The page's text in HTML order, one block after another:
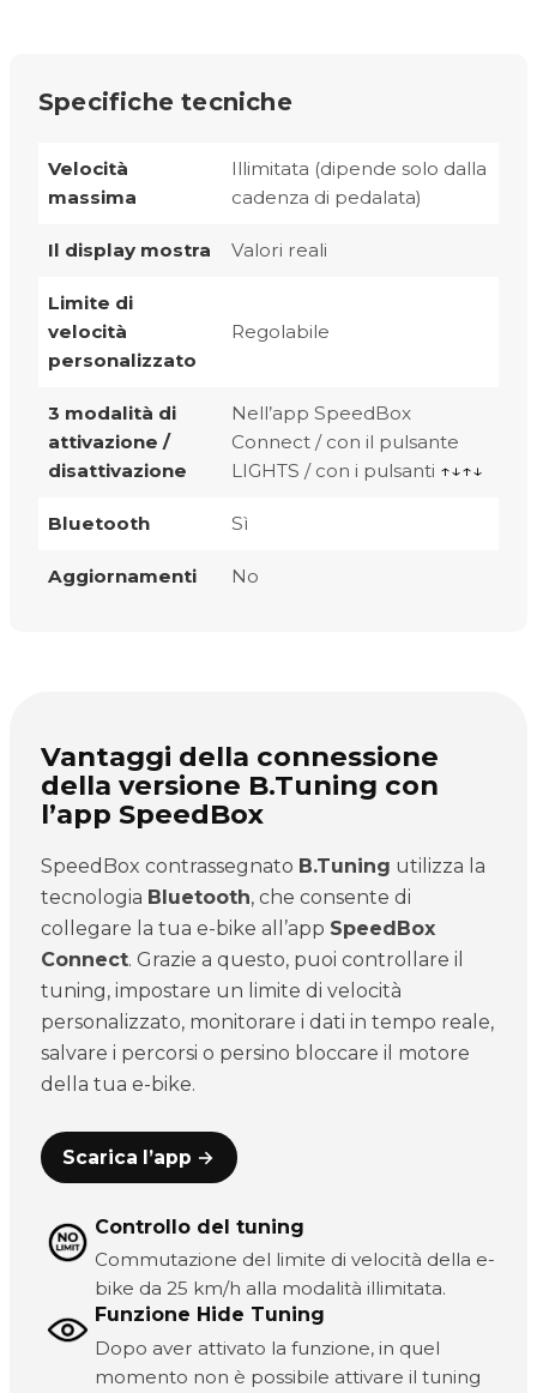
Specifiche tecniche
Velocità
massima
Illimitata (dipende solo dalla
cadenza di pedalata)
Il display mostra Valori reali
Limite di
velocità
personalizzato
Regolabile
3 modalità di
attivazione /
disattivazione
Nell’app SpeedBox
Connect / con il pulsante
LIGHTS / con i pulsanti ↑↓↑↓
Bluetooth Sì
Aggiornamenti No
Vantaggi della connessione
della versione B.Tuning con
l’app SpeedBox
SpeedBox contrassegnato B.Tuning utilizza la
tecnologia Bluetooth, che consente di
collegare la tua e-bike all’app SpeedBox
Connect. Grazie a questo, puoi controllare il
tuning, impostare un limite di velocità
personalizzato, monitorare i dati in tempo reale,
salvare i percorsi o persino bloccare il motore
della tua e-bike.
Scarica l’app →
Controllo del tuning
Commutazione del limite di velocità della e-
bike da 25 km/h alla modalità illimitata.
Funzione Hide Tuning
Dopo aver attivato la funzione, in quel
momento non è possibile attivare il tuning